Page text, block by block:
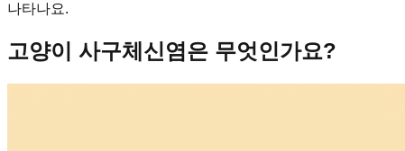
나타나요.
고양이 사구체신염은 무엇인가요?